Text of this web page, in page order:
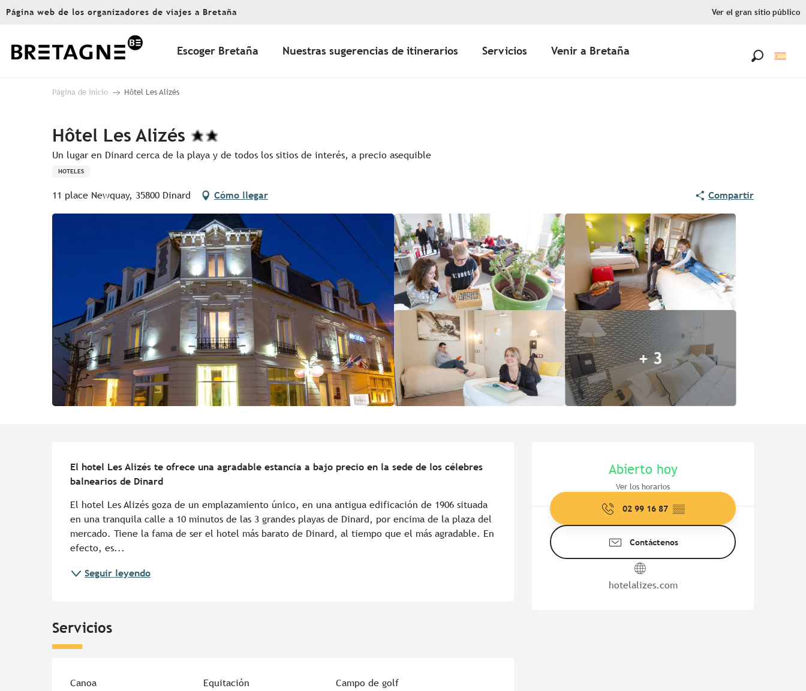
Aller
principal
Página web de los organizadores de viajes a Bretaña Ver el gran sitio público
Escoger Bretaña Nuestras sugerencias de itinerarios Servicios Venir a Bretaña
Página de inicio Hôtel Les Alizés
Hôtel Les Alizés
Un lugar en Dinard cerca de la playa y de todos los sitios de interés, a precio asequible
HOTELES
11 place Newquay, 35800 Dinard Cómo llegar Compartir
+ 3
Abierto hoy
Ver los horarios
02 99 16 87 ▒▒
Contáctenos
hotelalizes.com
El hotel Les Alizés te ofrece una agradable estancia a bajo precio en la sede de los célebres
balnearios de Dinard
El hotel Les Alizés goza de un emplazamiento único, en una antigua edificación de 1906 situada
en una tranquila calle a 10 minutos de las 3 grandes playas de Dinard, por encima de la plaza del
mercado. Tiene la fama de ser el hotel más barato de Dinard, al tiempo que el más agradable. En
efecto, es...
Seguir leyendo
Servicios
Canoa Equitación
Campo de golf